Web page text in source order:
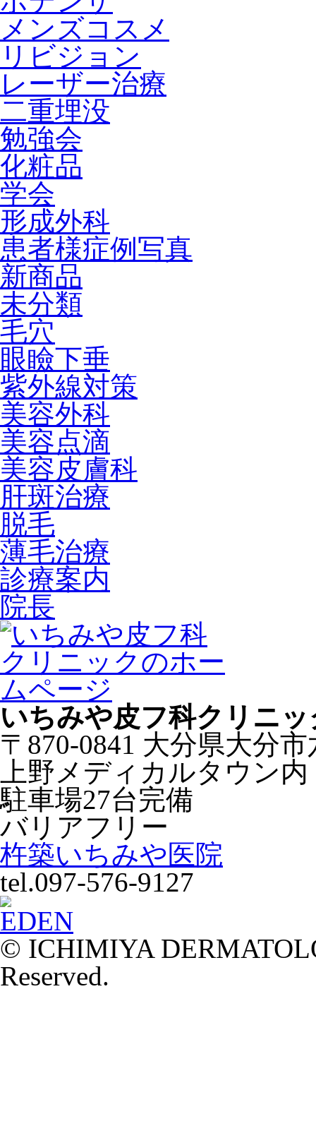
メンズコスメ
リビジョン
レーザー治療
二重埋没
勉強会
化粧品
学会
形成外科
患者様症例写真
新商品
未分類
毛穴
眼瞼下垂
紫外線対策
美容外科
美容点滴
美容皮膚科
肝斑治療
脱毛
薄毛治療
診療案内
院長
いちみや皮フ科クリニッ
〒870-0841 大分県大分
上野メディカルタウン内
駐車場27台完備
バリアフリー
杵築いちみや医院
tel.097-576-9127
© ICHIMIYA
Reserved.